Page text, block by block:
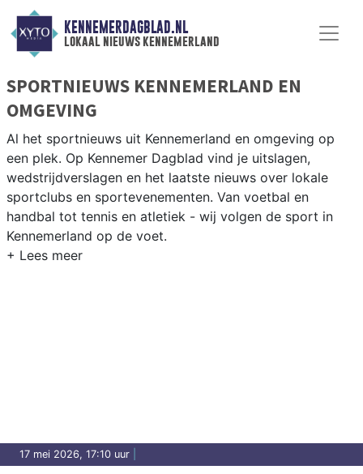
KENNEMERDAGBLAD.NL
lokaal nieuws kennemerland
SPORTNIEUWS KENNEMERLAND EN
OMGEVING
Al het sportnieuws uit Kennemerland en omgeving op
een plek. Op Kennemer Dagblad vind je uitslagen,
wedstrijdverslagen en het laatste nieuws over lokale
sportclubs en sportevenementen. Van voetbal en
handbal tot tennis en atletiek - wij volgen de sport in
Kennemerland op de voet.
17 mei 2026, 17:10 uur